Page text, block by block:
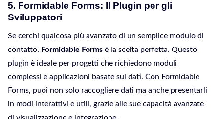
5. Formidable Forms: Il Plugin per gli
Sviluppatori
Se cerchi qualcosa più avanzato di un semplice modulo di
contatto, Formidable Forms è la scelta perfetta. Questo
plugin è ideale per progetti che richiedono moduli
complessi e applicazioni basate sui dati. Con Formidable
Forms, puoi non solo raccogliere dati ma anche presentarli
in modi interattivi e utili, grazie alle sue capacità avanzate